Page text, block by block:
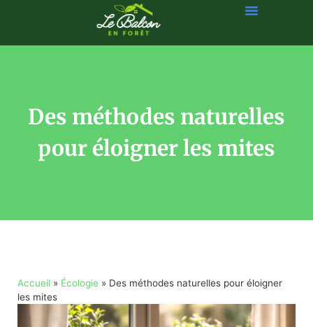
Des méthodes naturelles
pour éloigner les mites
Accueil » Écologie » Des méthodes naturelles pour éloigner
les mites